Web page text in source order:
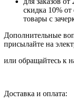
скидка 10%
товары с
Дополнительные
присылайте на
или обращайтесь к
Доставка и оплата: